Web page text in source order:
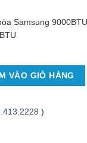
Samsung 9000BTU
VÀO GIỎ HÀNG
)